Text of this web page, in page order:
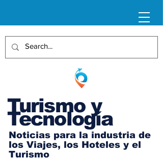
Turismo y
Tecnología
Noticias para la industria de
los Viajes, los Hoteles y el
Turismo